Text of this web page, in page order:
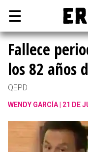
☰
Fallece
los 82 años
QEPD
WENDY GARCÍA 21 DE